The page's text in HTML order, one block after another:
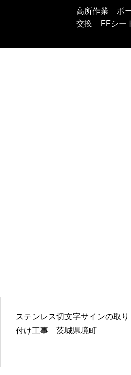
高所作業 ポ
交換 FFシー
ステンレス切文字サインの取り
付け工事 茨城県境町